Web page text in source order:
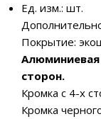
Ед. изм.: шт.
Покрытие:
сторон.
Кромка c 4-х
Кромка